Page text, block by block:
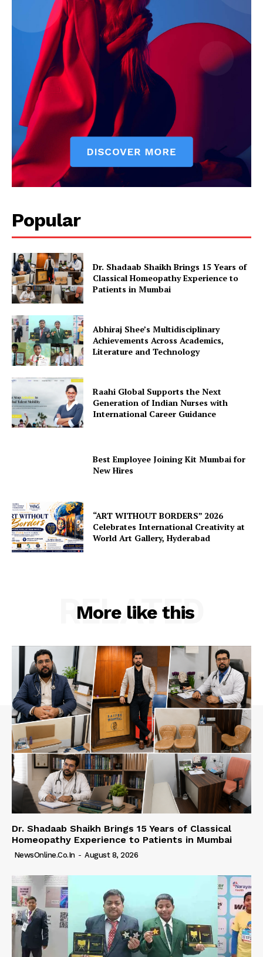
Popular
Dr. Shadaab Shaikh Brings 15 Years of
Classical Homeopathy Experience to
Patients in Mumbai
Abhiraj Shee’s Multidisciplinary
Achievements Across Academics,
Literature and Technology
Raahi Global Supports the Next
Generation of Indian Nurses with
International Career Guidance
Best Employee Joining Kit Mumbai for
New Hires
“ART WITHOUT BORDERS” 2026
Celebrates International Creativity at
World Art Gallery, Hyderabad
More like this
RELATED
Dr. Shadaab Shaikh Brings 15 Years of Classical
Homeopathy Experience to Patients in Mumbai
NewsOnline.co.in - August 8, 2026